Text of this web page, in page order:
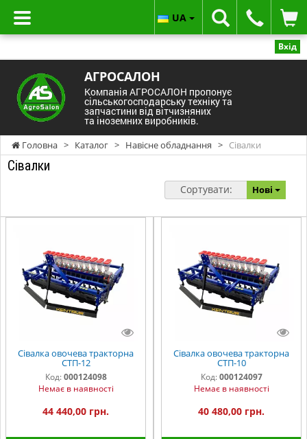
Вхід
АГРОСАЛОН
Компанія АГРОСАЛОН пропонує
сільськогосподарську техніку та
запчастини від вітчизняних
та іноземних виробників.
UA
Головна > Каталог > Навісне обладнання > Сівалки
Сівалки
Сортувати: Нові
Сівалка овочева тракторна
СТП-12
Код: 000124098
Немає в наявності
44 440,00 грн.
Сівалка овочева тракторна
СТП-10
Код: 000124097
Немає в наявності
40 480,00 грн.